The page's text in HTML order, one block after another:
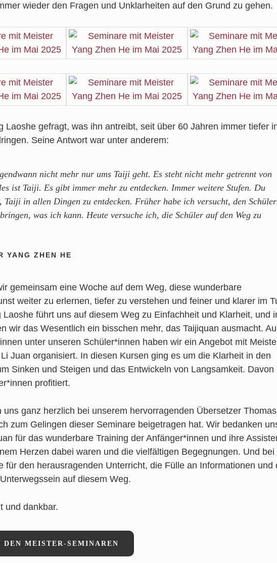
wieder den Fragen und Unklarheiten auf den Grund zu gehen.
Laoshe gefragt, was ihn antreibt, seit über 60 Jahren immer tiefer
Seine Antwort war unter anderem:
nicht mehr nur ums Taiji geht. Es steht nicht mehr getrennt von
ist Taiji. Es gibt immer mehr zu entdecken. Immer weitere Stufen. Du
Taiji in allen Dingen zu entdecken. Früher habe ich versucht, den
was ich kann. Heute versuche ich, die Schüler auf den Weg zu
YANG ZHEN HE
gemeinsam eine Woche auf dem Weg, diese wunderbare
weiter zu erlernen, tiefer zu verstehen und feiner und klarer im
Laoshe führt uns auf diesem Weg zu Einfachheit und Klarheit, und
wir das Wesentlich ein bisschen mehr, das Taijiquan ausmacht.
unter unseren Schüler*innen haben wir ein Angebot mit
Juan organisiert. In diesen Kursen ging es um die Klarheit in den
Sinken und Steigen und das Entwickeln von Langsamkeit. Davon
profitiert.
uns ganz herzlich bei unserem hervorragenden Übersetzer
zum Gelingen dieser Seminare beigetragen hat. Wir bedanken
für das wunderbare Training der Anfänger*innen und ihre
Herzen dabei waren und die vielfältigen Begegnungen. Und bei
für den herausragenden Unterricht, die Fülle an Informationen und
auf diesem Weg.
und dankbar.
DEN MEISTER-SEMINAREN